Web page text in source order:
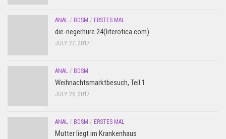
ANAL / BDSM / ERSTES MAL
die-negerhure 24(literotica.com)
JULY 27, 2017
ANAL / BDSM
Weihnachtsmarktbesuch, Teil 1
JULY 26, 2017
ANAL / BDSM / ERSTES MAL
Mutter liegt im Krankenhaus